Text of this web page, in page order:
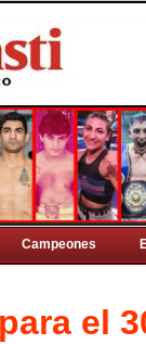
Campeones
el